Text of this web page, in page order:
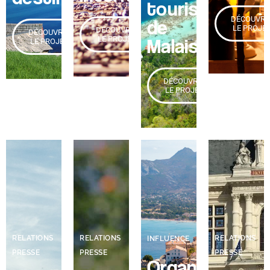
DÉCOUVRIR
LE PROJET
DÉCOUVRIR
LE PROJET
tourisme
de
Malaisie
DÉCOUVRIR
LE PROJET
LE
RELATIONS
PRESSE
RELATIONS
PRESSE
INFLUENCE
RELATIONS
PRESSE